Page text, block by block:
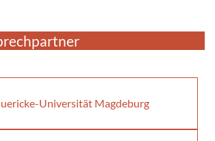
Universität Magdeburg